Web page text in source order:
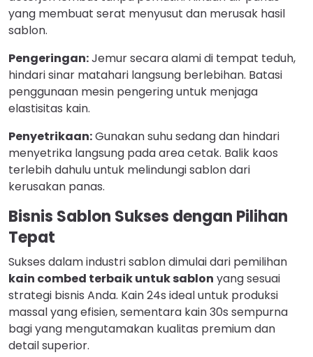
yang membuat serat menyusut dan merusak hasil
sablon.
Pengeringan:Jemur secara alami di tempat teduh,
hindari sinar matahari langsung berlebihan. Batasi
penggunaan mesin pengering untuk menjaga
elastisitas kain.
Penyetrikaan:Gunakan suhu sedang dan hindari
menyetrika langsung pada area cetak. Balik kaos
terlebih dahulu untuk melindungi sablon dari
kerusakan panas.
Bisnis Sablon Sukses dengan Pilihan
Tepat
Sukses dalam industri sablon dimulai dari pemilihan
kain combed terbaik untuk sablon yang sesuai
strategi bisnis Anda. Kain 24s ideal untuk produksi
massal yang efisien, sementara kain 30s sempurna
bagi yang mengutamakan kualitas premium dan
detail superior.